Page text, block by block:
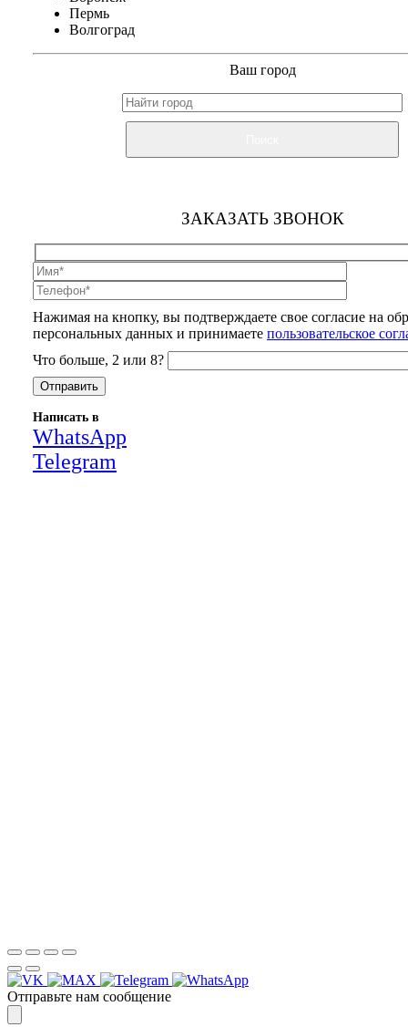
Пермь
Волгоград
Ваш город
ЗАКАЗАТЬ ЗВОНОК
Нажимая на кнопку, вы подтверждаете свое согласие на
персональных данных и принимаете пользовательское
Что больше, 2 или 8?
Написать в
WhatsApp
Telegram
Отправьте нам сообщение